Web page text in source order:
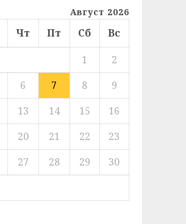
Август 2026
Чт Пт Сб
Вс
1
2
6 7 8
9
13 14 15
16
20 21 22
23
27 28 29
30